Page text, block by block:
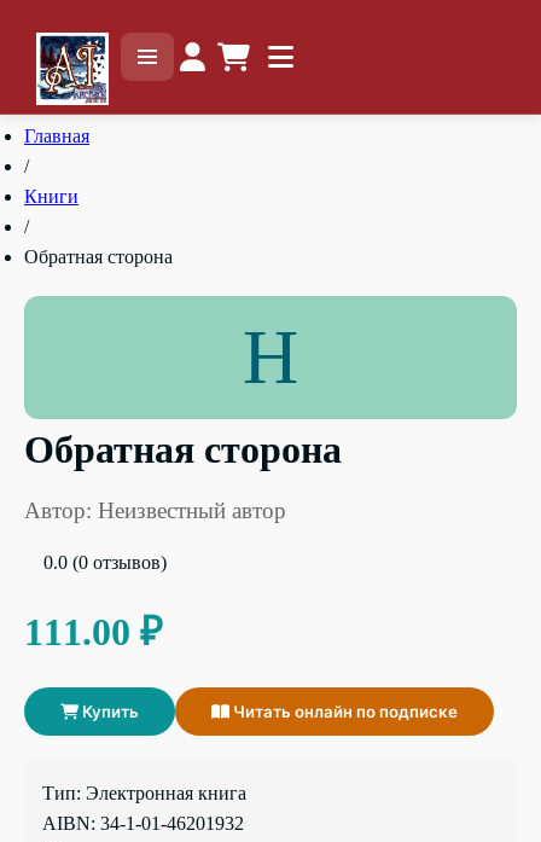
Главная
/
Книги
/
Обратная сторона
Н
Обратная сторона
Автор: Неизвестный автор
0.0 (0 отзывов)
111.00 ₽
Купить Читать онлайн по подписке
Тип: Электронная книга
AIBN: 34-1-01-46201932